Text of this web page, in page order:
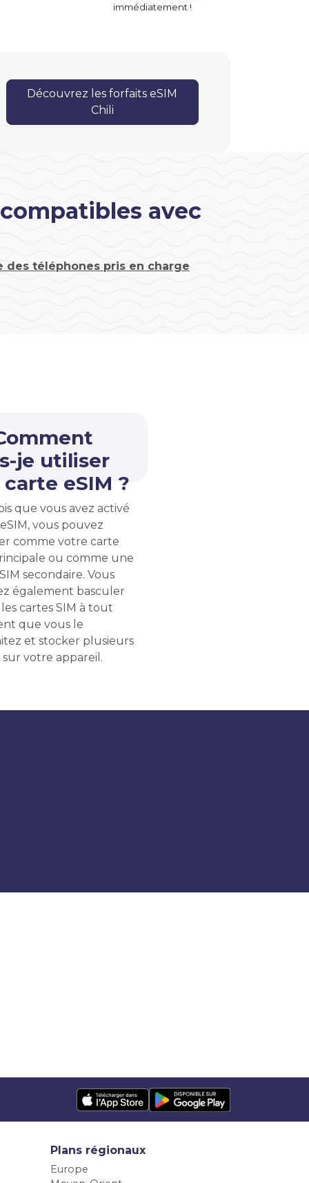
immédiatement !
Découvrez les forfaits eSIM
Chili
avec
des téléphones pris en charge
je utiliser
carte eSIM ?
que vous avez activé
vous pouvez
comme votre carte
ou comme une
secondaire. Vous
également basculer
cartes SIM à tout
que vous le
et stocker plusieurs
sur votre appareil.
Plans régionaux
Europe